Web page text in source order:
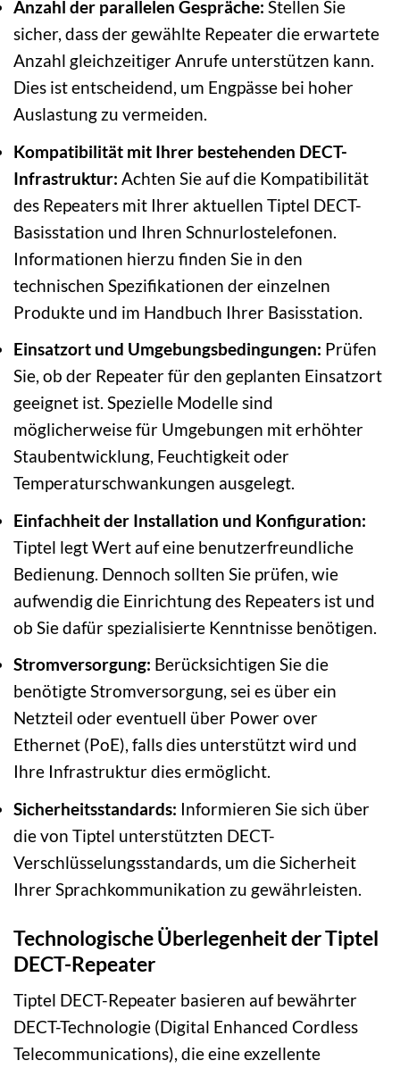
Anzahl der parallelen Gespräche: Stellen Sie
sicher, dass der gewählte Repeater die erwartete
Anzahl gleichzeitiger Anrufe unterstützen kann.
Dies ist entscheidend, um Engpässe bei hoher
Auslastung zu vermeiden.
Kompatibilität mit Ihrer bestehenden DECT-
Infrastruktur: Achten Sie auf die Kompatibilität
des Repeaters mit Ihrer aktuellen Tiptel DECT-
Basisstation und Ihren Schnurlostelefonen.
Informationen hierzu finden Sie in den
technischen Spezifikationen der einzelnen
Produkte und im Handbuch Ihrer Basisstation.
Einsatzort und Umgebungsbedingungen: Prüfen
Sie, ob der Repeater für den geplanten Einsatzort
geeignet ist. Spezielle Modelle sind
möglicherweise für Umgebungen mit erhöhter
Staubentwicklung, Feuchtigkeit oder
Temperaturschwankungen ausgelegt.
Einfachheit der Installation und Konfiguration:
Tiptel legt Wert auf eine benutzerfreundliche
Bedienung. Dennoch sollten Sie prüfen, wie
aufwendig die Einrichtung des Repeaters ist und
ob Sie dafür spezialisierte Kenntnisse benötigen.
Stromversorgung: Berücksichtigen Sie die
benötigte Stromversorgung, sei es über ein
Netzteil oder eventuell über Power over
Ethernet (PoE), falls dies unterstützt wird und
Ihre Infrastruktur dies ermöglicht.
Sicherheitsstandards: Informieren Sie sich über
die von Tiptel unterstützten DECT-
Verschlüsselungsstandards, um die Sicherheit
Ihrer Sprachkommunikation zu gewährleisten.
Technologische Überlegenheit der Tiptel
DECT-Repeater
Tiptel DECT-Repeater basieren auf bewährter
DECT-Technologie (Digital Enhanced Cordless
Telecommunications), die eine exzellente